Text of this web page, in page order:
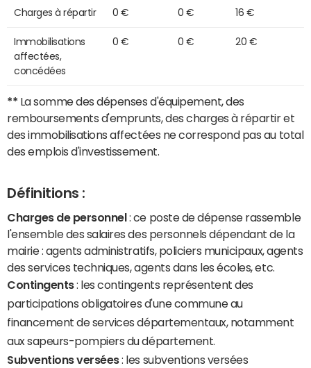
Charges à répartir 0 € 0 € 16 €
Immobilisations
affectées,
concédées
0 € 0 € 20 €
** La somme des dépenses d'équipement, des
remboursements d'emprunts, des charges à répartir et
des immobilisations affectées ne correspond pas au total
des emplois d'investissement.
Définitions :
Charges de personnel : ce poste de dépense rassemble
l'ensemble des salaires des personnels dépendant de la
mairie : agents administratifs, policiers municipaux, agents
des services techniques, agents dans les écoles, etc.
Contingents: les contingents représentent des
participations obligatoires d'une commune au
financement de services départementaux, notamment
aux sapeurs-pompiers du département.
Subventions versées: les subventions versées